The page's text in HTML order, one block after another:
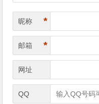
昵称 *
邮箱 *
网址
QQ